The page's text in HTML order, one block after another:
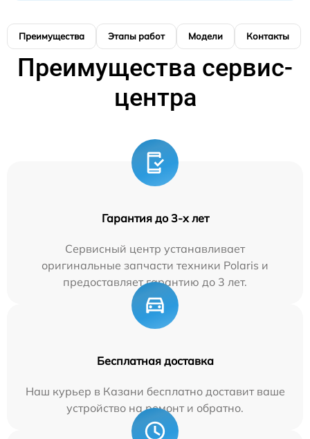
Преимущества Этапы работ Модели Контакты
Преимущества сервис-
центра
Гарантия до 3-х лет
Сервисный центр устанавливает
оригинальные запчасти техники Polaris и
предоставляет гарантию до 3 лет.
Бесплатная доставка
Наш курьер в Казани бесплатно доставит ваше
устройство на ремонт и обратно.